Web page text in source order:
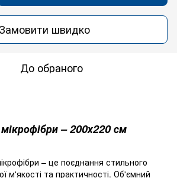
Замовити швидко
До обраного
– 200х220 см
– це поєднання стильного
м'якості та практичності. Об'ємний